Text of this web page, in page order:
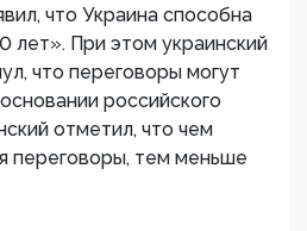
что Украина способна
лет». При этом украинский
что переговоры могут
российского
отметил, что чем
переговоры, тем меньше